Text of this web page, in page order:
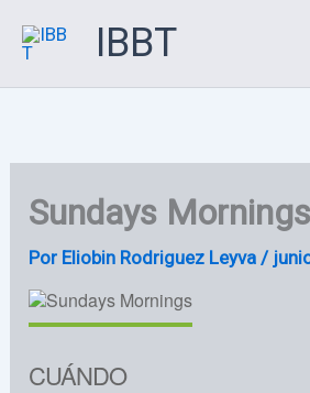
IBBT
Sundays Mornings
Por Eliobin Rodriguez Leyva /
CUÁNDO